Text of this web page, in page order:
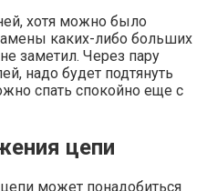
хотя можно было
каких-либо больших
заметил. Через пару
надо будет подтянуть
спать спокойно еще с
цепи
может понадобиться